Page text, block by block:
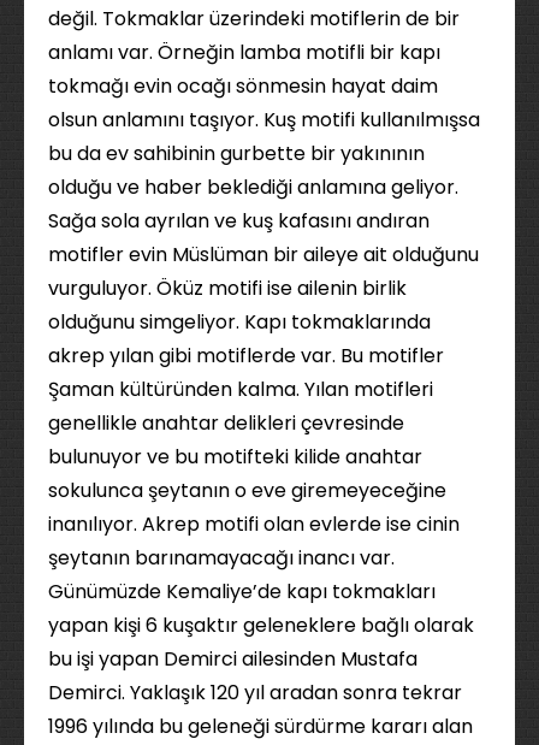
değil. Tokmaklar üzerindeki motiflerin de bir
anlamı var. Örneğin lamba motifli bir kapı
tokmağı evin ocağı sönmesin hayat daim
olsun anlamını taşıyor. Kuş motifi kullanılmışsa
bu da ev sahibinin gurbette bir yakınının
olduğu ve haber beklediği anlamına geliyor.
Sağa sola ayrılan ve kuş kafasını andıran
motifler evin Müslüman bir aileye ait olduğunu
vurguluyor. Öküz motifi ise ailenin birlik
olduğunu simgeliyor. Kapı tokmaklarında
akrep yılan gibi motiflerde var. Bu motifler
Şaman kültüründen kalma. Yılan motifleri
genellikle anahtar delikleri çevresinde
bulunuyor ve bu motifteki kilide anahtar
sokulunca şeytanın o eve giremeyeceğine
inanılıyor. Akrep motifi olan evlerde ise cinin
şeytanın barınamayacağı inancı var.
Günümüzde Kemaliye’de kapı tokmakları
yapan kişi 6 kuşaktır geleneklere bağlı olarak
bu işi yapan Demirci ailesinden Mustafa
Demirci. Yaklaşık 120 yıl aradan sonra tekrar
1996 yılında bu geleneği sürdürme kararı alan